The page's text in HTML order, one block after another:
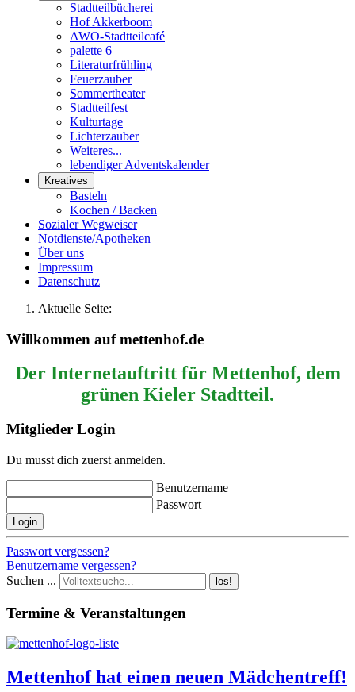
Stadtteilbücherei
Hof Akkerboom
AWO-Stadtteilcafé
palette 6
Literaturfrühling
Feuerzauber
Sommertheater
Stadtteilfest
Kulturtage
Lichterzauber
Weiteres...
lebendiger Adventskalender
Kreatives
Basteln
Kochen / Backen
Sozialer Wegweiser
Notdienste/Apotheken
Über uns
Impressum
Datenschutz
Aktuelle Seite:
Willkommen auf mettenhof.de
Der Internetauftritt für Mettenhof, dem
grünen Kieler Stadtteil.
Mitglieder Login
Du musst dich zuerst anmelden.
Benutzername
Passwort
Login
Passwort vergessen?
Benutzername vergessen?
Suchen ...
los!
Termine & Veranstaltungen
Mettenhof hat einen neuen Mädchentreff!